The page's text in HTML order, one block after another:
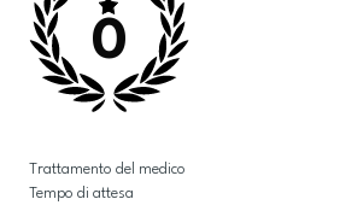
0
Trattamento del medico
Tempo di attesa